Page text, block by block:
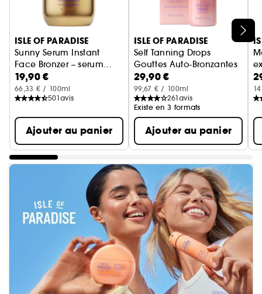
Ignorer le carrousel produits
ISLE OF PARADISE
Sunny Serum Instant
Face Bronzer – serum
bronzant pour le visage
19,90 €
66,33 € / 100ml
501avis
Ajouter au panier
ISLE OF PARADISE
Self Tanning Drops
Gouttes Auto-Bronzantes
29,90 €
99,67 € / 100ml
261avis
Existe en 3 formats
Ajouter au panier